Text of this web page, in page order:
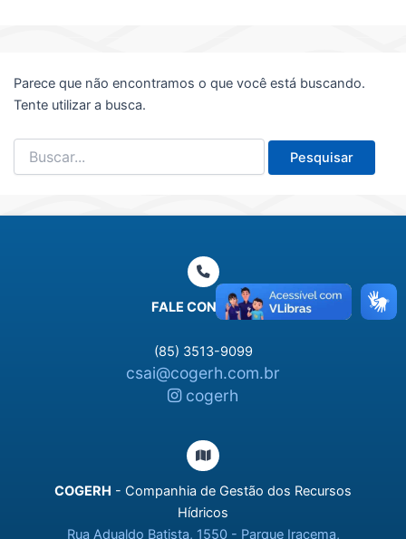
Parece que não encontramos o que você está buscando.
Tente utilizar a busca.
Pesquisar
por:
FALE CONOSCO
(85) 3513-9099
csai@cogerh.com.br
cogerh
COGERH - Companhia de Gestão dos Recursos
Hídricos
Rua Adualdo Batista, 1550 - Parque Iracema,